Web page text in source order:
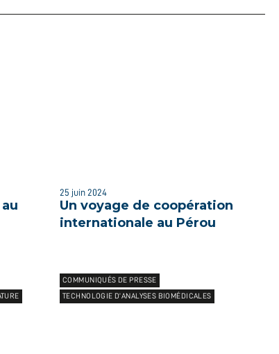
25 juin 2024
Un voyage de coopération
internationale au Pérou
COMMUNIQUÉS DE PRESSE
TECHNOLOGIE D’ANALYSES BIOMÉDICALES